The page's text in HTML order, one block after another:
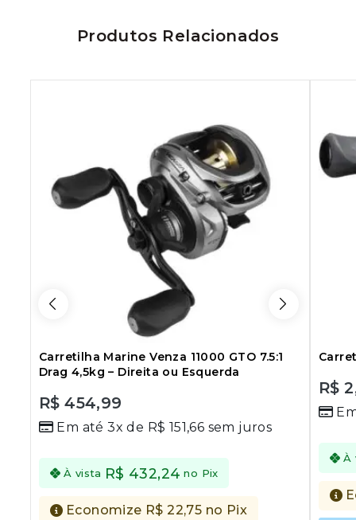
Produtos Relacionados
Carretilha Marine Venza 11000 GTO 7.5:1
Drag 4,5kg – Direita ou Esquerda
out
5
R$454,99
Em até 3x de R$ 151,66 sem juros
À vista R$ 432,24 no Pix
Economize R$22,75 no Pix
out
5
R$
À